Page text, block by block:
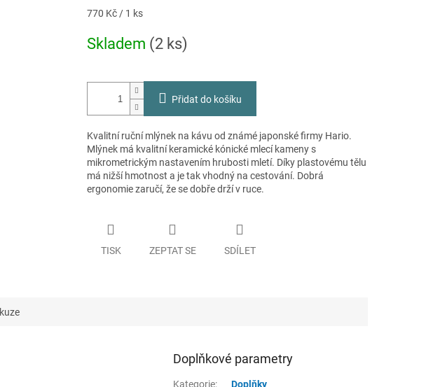
Měrná
770 Kč / 1 ks
Skladem (2 ks)
Přidat do košíku
Kvalitní ruční mlýnek na kávu od známé japonské firmy Hario.
Mlýnek má kvalitní keramické kónické mlecí kameny s
mikrometrickým nastavením hrubosti mletí. Díky plastovému tělu
má nižší hmotnost a je tak vhodný na cestování. Dobrá
ergonomie zaručí, že se dobře drží v ruce.
TISK ZEPTAT SE SDÍLET
Doplňkové parametry
Kategorie:
Doplňky